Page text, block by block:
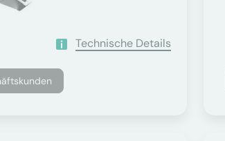
Technische Details